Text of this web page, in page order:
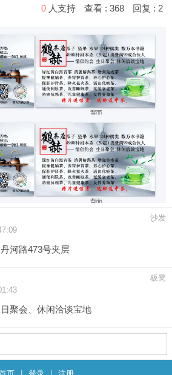
0 人支持 查看 : 368 回复 : 2
沙发
河路473号夹层
板凳
聚会、休闲洽谈宝地